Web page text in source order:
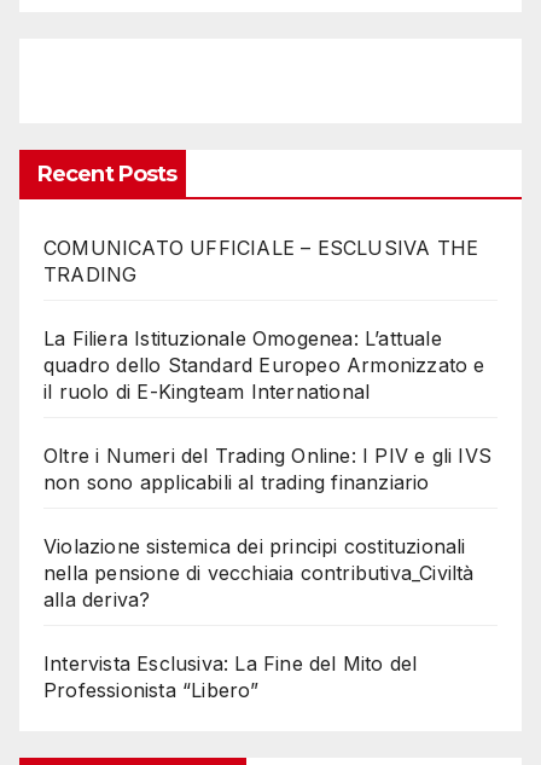
Recent Posts
COMUNICATO UFFICIALE – ESCLUSIVA THE
TRADING
La Filiera Istituzionale Omogenea: L’attuale
quadro dello Standard Europeo Armonizzato e
il ruolo di E-Kingteam International
Oltre i Numeri del Trading Online: I PIV e gli IVS
non sono applicabili al trading finanziario
Violazione sistemica dei principi costituzionali
nella pensione di vecchiaia contributiva_Civiltà
alla deriva?
Intervista Esclusiva: La Fine del Mito del
Professionista “Libero”